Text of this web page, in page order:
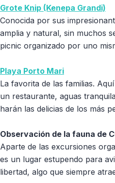
Grote Knip (Kenepa Grandi)
Conocida por sus
amplia y natural, sin muchos
picnic organizado por uno
Playa Porto Mari
La favorita de las familias.
un restaurante, aguas
harán las delicias de los más
Observación de la fauna de
Aparte de las excursiones
es un lugar estupendo para
libertad, algo que siempre